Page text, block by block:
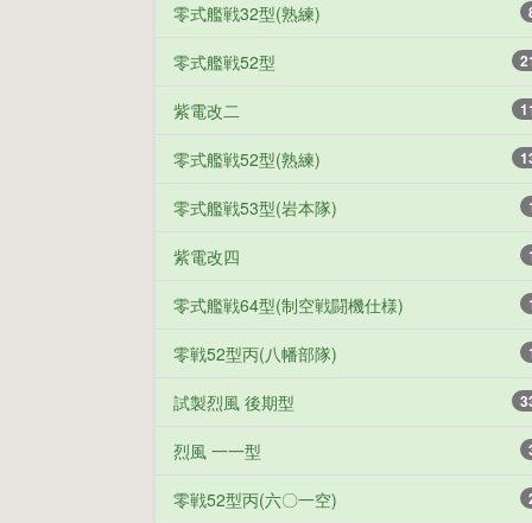
零式艦戦32型(熟練)
零式艦戦52型
紫電改二
零式艦戦52型(熟練)
零式艦戦53型(岩本隊)
紫電改四
零式艦戦64型(制空戦闘機仕様)
零戦52型丙(八幡部隊)
試製烈風 後期型
烈風 一一型
零戦52型丙(六〇一空)